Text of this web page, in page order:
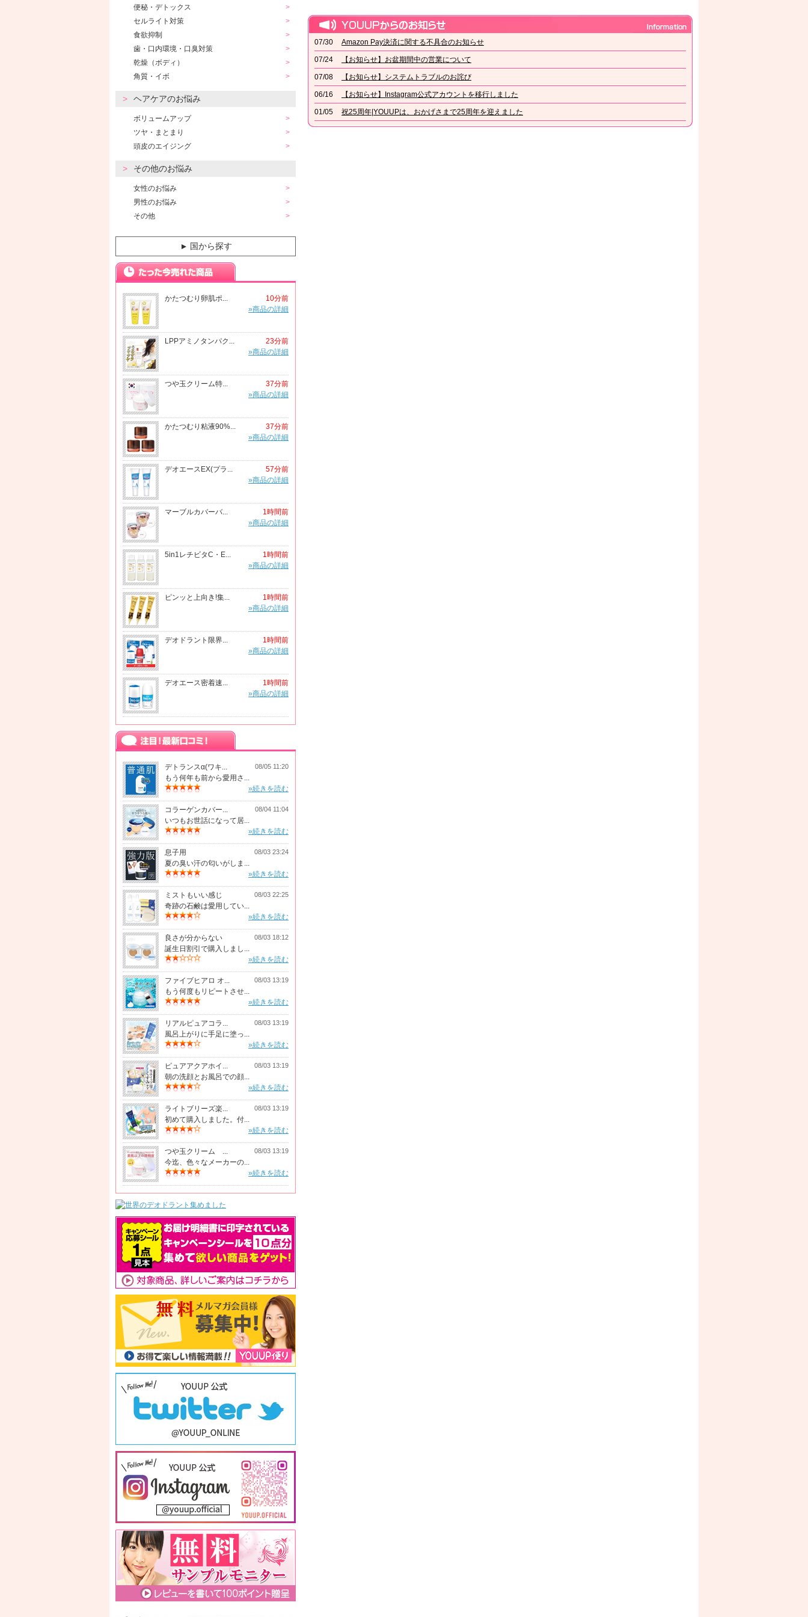
便秘・デトックス
セルライト対策
食欲抑制
歯・口内環境・口臭対策
乾燥（ボディ）
角質・イボ
ヘアケアのお悩み
ボリュームアップ
ツヤ・まとまり
頭皮のエイジング
その他のお悩み
女性のお悩み
男性のお悩み
その他
▼ 国から探す
かたつむり卵肌ポ...
10分前
»商品の詳細
LPPアミノタンパク...
23分前
»商品の詳細
つや玉クリーム特...
37分前
»商品の詳細
かたつむり粘液90%...
37分前
»商品の詳細
デオエースEX(プラ...
57分前
»商品の詳細
マーブルカバーバ...
1時間前
»商品の詳細
5in1レチビタC・E...
1時間前
»商品の詳細
ピンッと上向き!集...
1時間前
»商品の詳細
デオドラント限界...
1時間前
»商品の詳細
デオエース密着速...
1時間前
»商品の詳細
デトランスα(ワキ... 08/05 11:20
もう何年も前から愛用さ...
»続きを読む
コラーゲンカバー... 08/04 11:04
いつもお世話になって居...
»続きを読む
息子用 08/03 23:24
夏の臭い汗の匂いがしま...
»続きを読む
ミストもいい感じ 08/03 22:25
奇跡の石鹸は愛用してい...
»続きを読む
良さが分からない 08/03 18:12
誕生日割引で購入しまし...
»続きを読む
ファイブヒアロ オ... 08/03 13:19
もう何度もリピートさせ...
»続きを読む
リアルピュアコラ... 08/03 13:19
風呂上がりに手足に塗っ...
»続きを読む
ピュアアクアホイ... 08/03 13:19
朝の洗顔とお風呂での顔...
»続きを読む
ライトブリーズ楽... 08/03 13:19
初めて購入しました。付...
»続きを読む
つや玉クリーム ... 08/03 13:19
今迄、色々なメーカーの...
»続きを読む
07/30 Amazon Pay決済に関する不具合のお知らせ
07/24 【お知らせ】お盆期間中の営業について
07/08 【お知らせ】システムトラブルのお詫び
06/16 【お知らせ】Instagram公式アカウントを移行しました
01/05 祝25周年|YOUUPは、おかげさまで25周年を迎えました